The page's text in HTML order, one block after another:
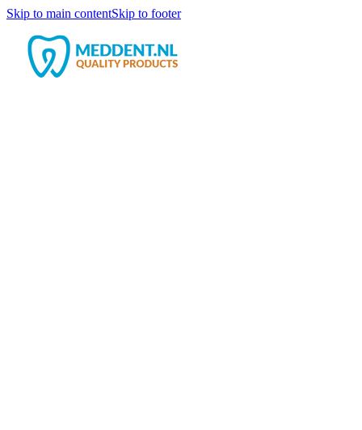
Skip to main contentSkip to footer